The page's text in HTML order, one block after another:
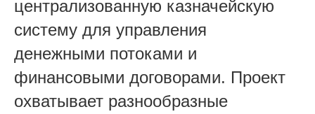
централизованную казначейскую
систему для управления
денежными потоками и
финансовыми договорами. Проект
охватывает разнообразные